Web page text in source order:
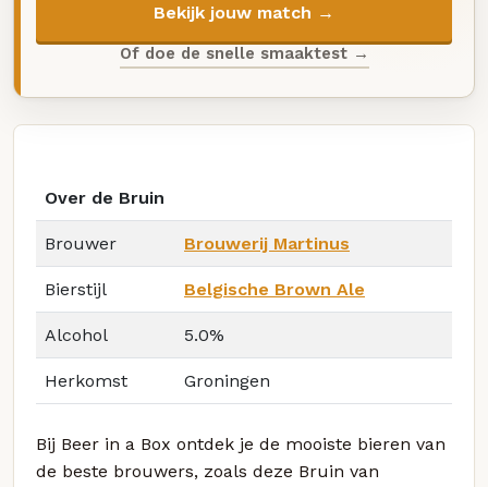
Bekijk jouw match →
Of doe de snelle smaaktest →
Over de Bruin
Brouwer Brouwerij Martinus
Bierstijl Belgische Brown Ale
Alcohol 5.0%
Herkomst Groningen
Bij Beer in a Box ontdek je de mooiste bieren van
de beste brouwers, zoals deze Bruin van